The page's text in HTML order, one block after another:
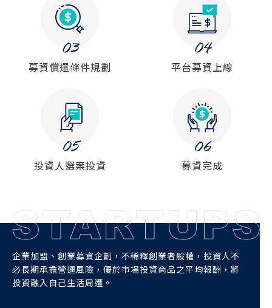
知識專區
平台介紹
募資償還條件規劃 平台募資上線
投資人選案投資 募資完成
企業加盟、創業募資企劃，不稀釋創業者股權，投資人不
必長期承擔營運風險，優於市場投資商品之平均報酬，將
投資融入自己生活周遭。